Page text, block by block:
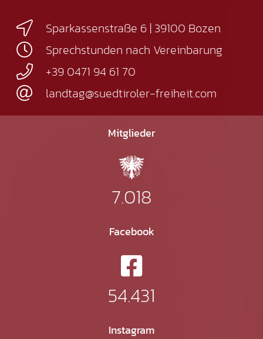
Sparkassenstraße 6 | 39100 Bozen
Sprechstunden nach Vereinbarung
+39 0471 94 61 70
landtag@suedtiroler-freiheit.com
Mitglieder
7.018
Facebook
54.431
Instagram